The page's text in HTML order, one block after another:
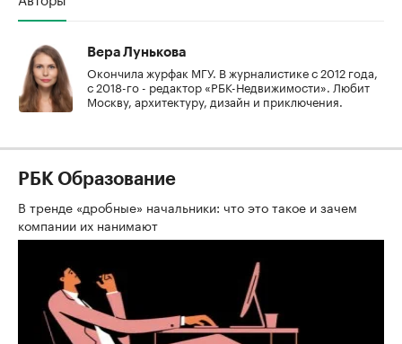
Вера Лунькова
Окончила журфак МГУ. В журналистике с 2012 года,
с 2018-го - редактор «РБК-Недвижимости». Любит
Москву, архитектуру, дизайн и приключения.
РБК Образование
В тренде «дробные» начальники: что это такое и зачем
компании их нанимают